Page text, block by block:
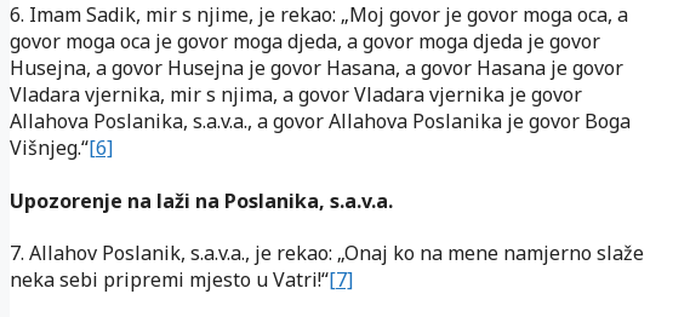
6. Imam Sadik, mir s njime, je rekao: „Moj govor je govor moga oca, a
govor moga oca je govor moga djeda, a govor moga djeda je govor
Husejna, a govor Husejna je govor Hasana, a govor Hasana je govor
Vladara vjernika, mir s njima, a govor Vladara vjernika je govor
Allahova Poslanika, s.a.v.a., a govor Allahova Poslanika je govor Boga
Višnjeg.“[6]
Upozorenje na laži na Poslanika, s.a.v.a.
7. Allahov Poslanik, s.a.v.a., je rekao: „Onaj ko na mene namjerno slaže
neka sebi pripremi mjesto u Vatri!“[7]